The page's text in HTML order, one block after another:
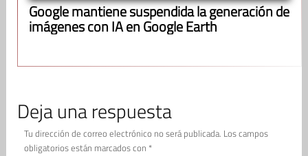
Google mantiene suspendida la generación de
imágenes con IA en Google Earth
Deja una respuesta
Tu dirección de correo electrónico no será publicada. Los campos
obligatorios están marcados con *